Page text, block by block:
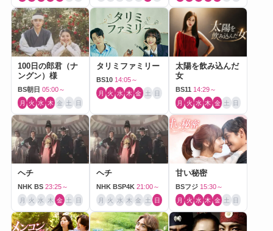
100日の郎君（ナ
ングン）様
BS朝日 05:00～
月 火 水 木 金 土 日
タリミファミリー
BS10 14:05～
月 火 水 木 金 土 日
太陽を飲み込んだ
女
BS11 14:29～
月 火 水 木 金 土 日
ヘチ
NHK BS 23:25～
月 火 水 木 金 土 日
ヘチ
NHK BSP4K 21:00～
月 火 水 木 金 土 日
甘い秘密
BSフジ 15:30～
月 火 水 木 金 土 日